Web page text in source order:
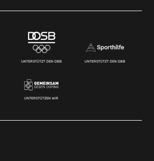
UNTERSTÜTZT DEN DBB UNTERSTÜTZT DEN DBB
UNTERSTÜTZEN WIR